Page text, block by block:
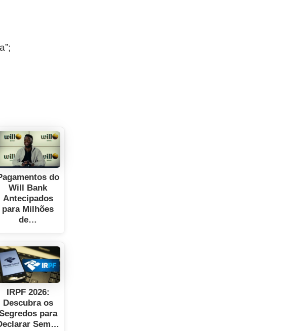
do
Will Bank
Antecipados
para Milhões
de…
IRPF 2026:
Descubra os
para
Sem…